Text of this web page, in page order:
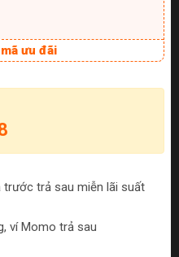
ưu đãi
trả sau miễn lãi suất
ví Momo trả sau